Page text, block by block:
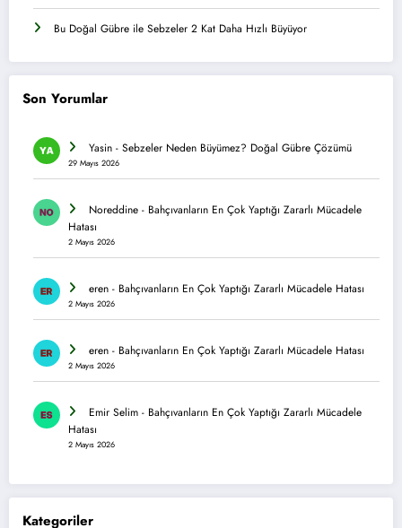
Bu Doğal Gübre ile Sebzeler 2 Kat Daha Hızlı Büyüyor
Son Yorumlar
Yasin - Sebzeler Neden Büyümez? Doğal Gübre Çözümü
29 Mayıs 2026
Noreddine - Bahçıvanların En Çok Yaptığı Zararlı Mücadele
Hatası
2 Mayıs 2026
eren - Bahçıvanların En Çok Yaptığı Zararlı Mücadele Hatası
2 Mayıs 2026
eren - Bahçıvanların En Çok Yaptığı Zararlı Mücadele Hatası
2 Mayıs 2026
Emir Selim - Bahçıvanların En Çok Yaptığı Zararlı Mücadele
Hatası
2 Mayıs 2026
Kategoriler